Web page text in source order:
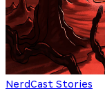
NerdCast Stories